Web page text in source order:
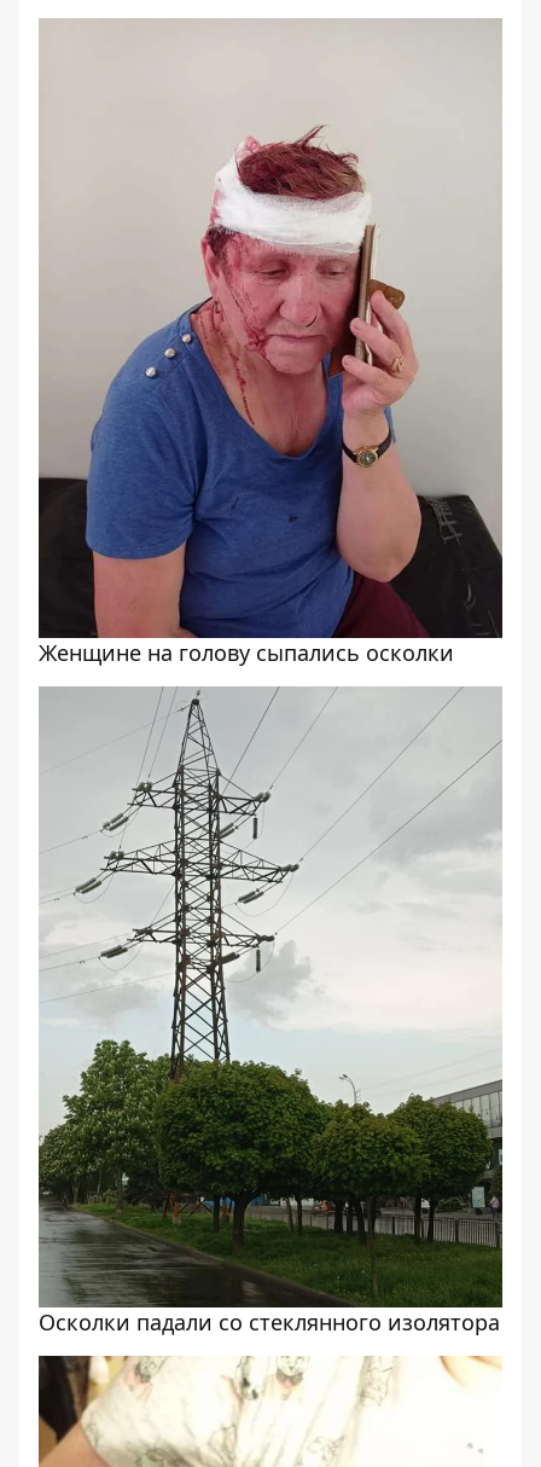
Женщине на голову сыпались осколки
Осколки падали со стеклянного изолятора